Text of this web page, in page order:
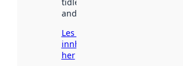
andre stader.
Les meir om
innhenting
her